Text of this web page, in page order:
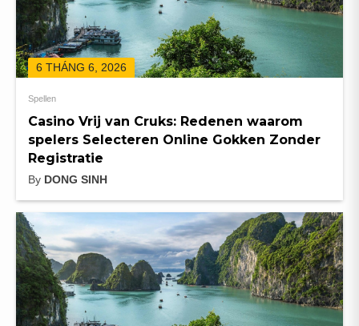
6 THÁNG 6, 2026
Spellen
Casino Vrij van Cruks: Redenen waarom
spelers Selecteren Online Gokken Zonder
Registratie
By DONG SINH